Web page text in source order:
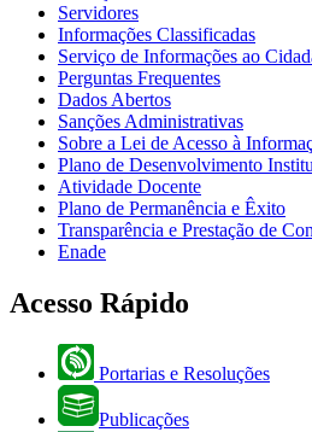
Servidores
Informações Classificadas
Serviço de Informações ao
Perguntas Frequentes
Dados Abertos
Sanções Administrativas
Sobre a Lei de Acesso à
Plano de Desenvolvimento
Atividade Docente
Plano de Permanência e Êxito
Transparência e Prestação de
Enade
Acesso Rápido
Portarias e Resoluções
Publicações